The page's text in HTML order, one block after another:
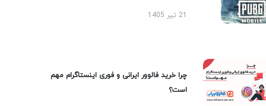
چرا خرید فالوور ایرانی و فوری اینستاگرام مهم
است؟